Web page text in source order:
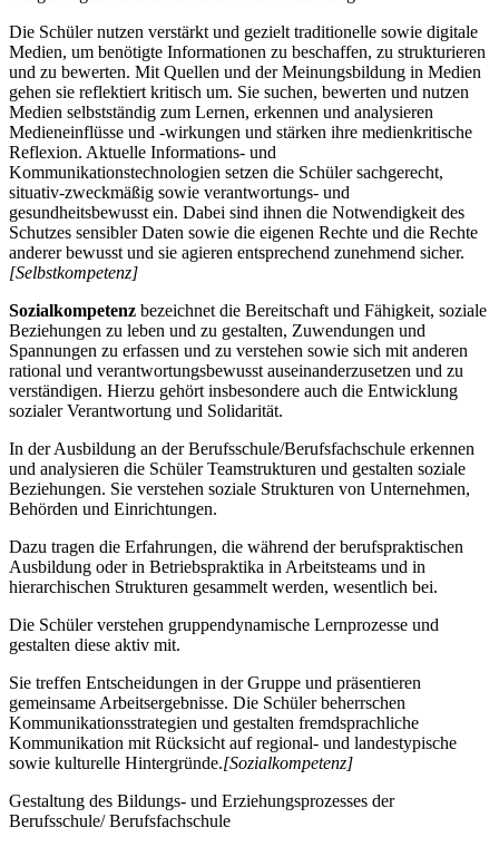
Die Schüler nutzen verstärkt und gezielt traditionelle sowie digitale
Medien, um benötigte Informationen zu beschaffen, zu strukturieren
und zu bewerten. Mit Quellen und der Meinungsbildung in Medien
gehen sie reflektiert kritisch um. Sie suchen, bewerten und nutzen
Medien selbstständig zum Lernen, erkennen und analysieren
Medieneinflüsse und -wirkungen und stärken ihre medienkritische
Reflexion. Aktuelle Informations- und
Kommunikationstechnologien setzen die Schüler sachgerecht,
situativ-zweckmäßig sowie verantwortungs- und
gesundheitsbewusst ein. Dabei sind ihnen die Notwendigkeit des
Schutzes sensibler Daten sowie die eigenen Rechte und die Rechte
anderer bewusst und sie agieren entsprechend zunehmend sicher.
[Selbstkompetenz]
Sozialkompetenz bezeichnet die Bereitschaft und Fähigkeit, soziale
Beziehungen zu leben und zu gestalten, Zuwendungen und
Spannungen zu erfassen und zu verstehen sowie sich mit anderen
rational und verantwortungsbewusst auseinanderzusetzen und zu
verständigen. Hierzu gehört insbesondere auch die Entwicklung
sozialer Verantwortung und Solidarität.
In der Ausbildung an der Berufsschule/Berufsfachschule erkennen
und analysieren die Schüler Teamstrukturen und gestalten soziale
Beziehungen. Sie verstehen soziale Strukturen von Unternehmen,
Behörden und Einrichtungen.
Dazu tragen die Erfahrungen, die während der berufspraktischen
Ausbildung oder in Betriebspraktika in Arbeitsteams und in
hierarchischen Strukturen gesammelt werden, wesentlich bei.
Die Schüler verstehen gruppendynamische Lernprozesse und
gestalten diese aktiv mit.
Sie treffen Entscheidungen in der Gruppe und präsentieren
gemeinsame Arbeitsergebnisse. Die Schüler beherrschen
Kommunikationsstrategien und gestalten fremdsprachliche
Kommunikation mit Rücksicht auf regional- und landestypische
sowie kulturelle Hintergründe.[Sozialkompetenz]
Gestaltung des Bildungs- und Erziehungsprozesses der
Berufsschule/ Berufsfachschule